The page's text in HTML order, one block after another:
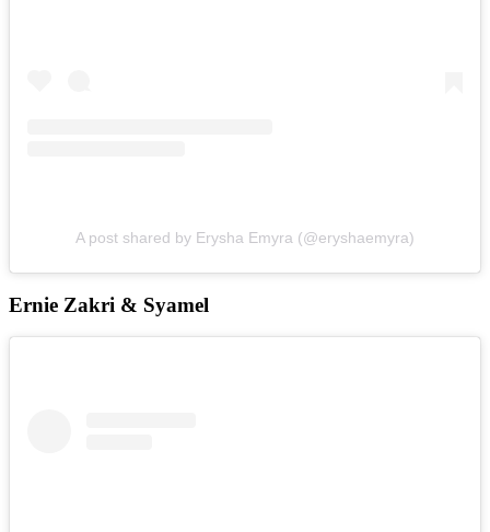
A post shared by Erysha Emyra (@eryshaemyra)
Ernie Zakri & Syamel